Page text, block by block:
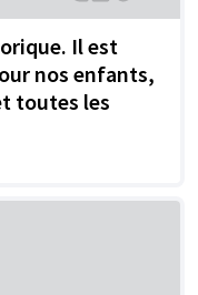
Il est
nos enfants,
toutes les